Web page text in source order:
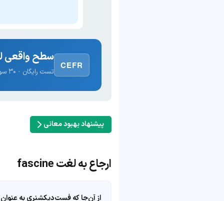
CEFR
سطح واقعی
تست رایگان · ۳۰ سوال · نتیجه فوری
پیشنهاد بهبود معانی
ارجاع به لغت fascine
از آن‌جا که فست‌دیکشنری به